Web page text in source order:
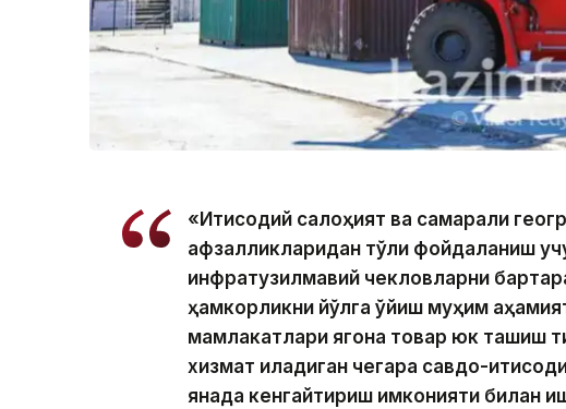
«Иқтисодий салоҳият ва самарали
афзалликларидан тўлиқ фойдаланиш
инфратузилмавий чекловларни
ҳамкорликни йўлга қўйиш муҳим
мамлакатлари ягона товар юк ташиш
хизмат қиладиган чегара савдо-
янада кенгайтириш имконияти билан